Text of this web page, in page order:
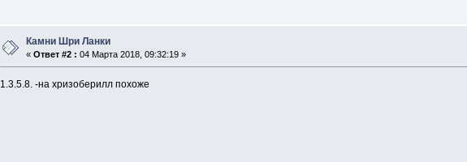
Камни Шри Ланки
«Ответ #2 : 04 Марта 2018, 09:32:19 »
1.3.5.8. -на хризоберилл похоже